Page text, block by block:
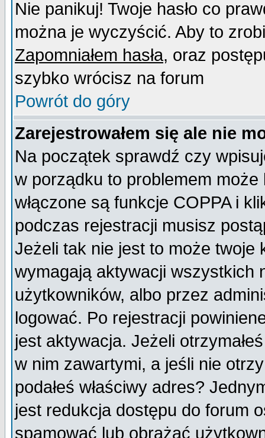
Nie panikuj! Twoje hasło co
można je wyczyścić. Aby to
Zapomniałem hasła, oraz
szybko wrócisz na forum
Powrót do góry
Zarejestrowałem się ale nie
Na początek sprawdź czy
w porządku to problemem
włączone są funkcje COPPA i
podczas rejestracji musisz
Jeżeli tak nie jest to może twoje
wymagają aktywacji wszystkich
użytkowników, albo przez
logować. Po rejestracji
jest aktywacja. Jeżeli
w nim zawartymi, a jeśli nie
podałeś właściwy adres?
jest redukcja dostępu do forum
spamować lub obrażać